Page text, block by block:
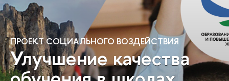
ПРОЕКТ СОЦИАЛЬНОГО ВОЗДЕЙСТВИЯ
Улучшение качества